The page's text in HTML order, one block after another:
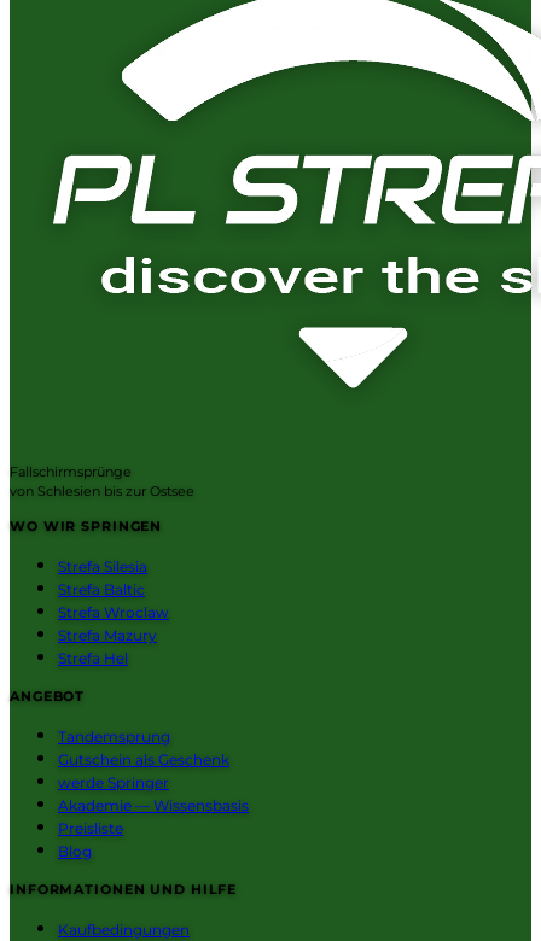
Fallschirmsprünge
von Schlesien bis zur Ostsee
WO WIR SPRINGEN
Strefa Silesia
Strefa Baltic
Strefa Wroclaw
Strefa Mazury
Strefa Hel
ANGEBOT
Tandemsprung
Gutschein als Geschenk
werde Springer
Akademie — Wissensbasis
Preisliste
Blog
INFORMATIONEN UND HILFE
Kaufbedingungen